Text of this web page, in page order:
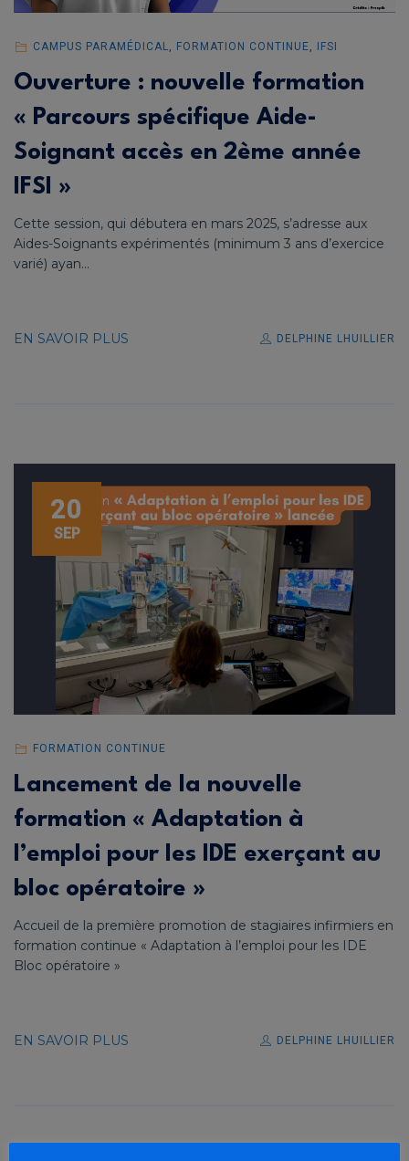
CAMPUS PARAMÉDICAL, FORMATION CONTINUE, IFSI
Ouverture : nouvelle formation
« Parcours spécifique Aide-
Soignant accès en 2ème année
IFSI »
Cette session, qui débutera en mars 2025, s’adresse aux
Aides-Soignants expérimentés (minimum 3 ans d’exercice
varié) ayan...
EN SAVOIR PLUS DELPHINE LHUILLIER
20
SEP
FORMATION CONTINUE
Lancement de la nouvelle
formation « Adaptation à
l’emploi pour les IDE exerçant au
bloc opératoire »
Accueil de la première promotion de stagiaires infirmiers en
formation continue « Adaptation à l’emploi pour les IDE
Bloc opératoire »
EN SAVOIR PLUS DELPHINE LHUILLIER